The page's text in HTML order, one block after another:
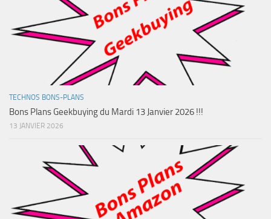
TECHNOS BONS-PLANS
Bons Plans Geekbuying du Mardi 13 Janvier 2026 !!!
13 JANVIER 2026